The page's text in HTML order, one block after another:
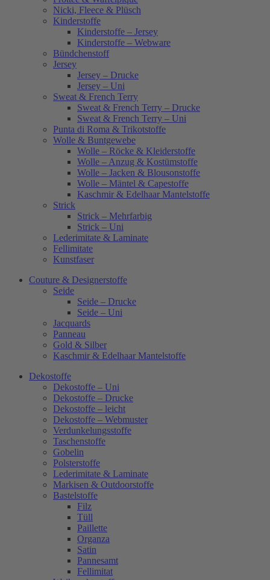
Nicki, Fleece & Plüsch
Kinderstoffe
Kinderstoffe – Jersey
Kinderstoffe – Webware
Bündchenstoff
Jersey
Jersey – Drucke
Jersey – Uni
Sweat & French Terry
Sweat & French Terry – Drucke
Sweat & French Terry – Uni
Punta di Roma & Trikotstoffe
Wolle & Buntgewebe
Wolle – Röcke & Kleiderstoffe
Wolle – Anzug & Kostümstoffe
Wolle – Jacken & Blousonstoffe
Wolle – Mäntel & Capestoffe
Kaschmir & Edelhaar Mantelstoffe
Strick
Strick – Mehrfarbig
Strick – Uni
Lederimitate & Laminate
Fellimitate
Kunstfaser
Couture & Designerstoffe
Seide
Seide – Drucke
Seide – Uni
Jacquards
Panneau
Gold & Silber
Kaschmir & Edelhaar Mantelstoffe
Dekostoffe
Dekostoffe – Uni
Dekostoffe – Drucke
Dekostoffe – leicht
Dekostoffe – Webmuster
Verdunkelungsstoffe
Taschenstoffe
Gobelin
Polsterstoffe
Lederimitate & Laminate
Markisen & Outdoorstoffe
Bastelstoffe
Filz
Tüll
Paillette
Organza
Satin
Pannesamt
Fellimitat